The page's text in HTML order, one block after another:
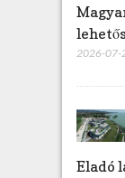
2026-07-
Eladó